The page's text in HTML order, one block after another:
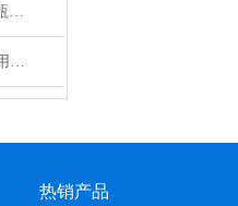
外观新升级！LT-Z006 卡式瓶活塞滑动性能测试仪 产品简介
理涛全自动真密度分析仪使用防范 质量保证
热销产品